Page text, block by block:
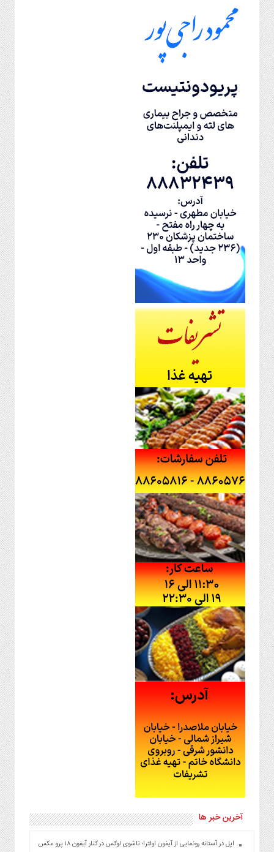
آخرین خبر ها
اپل در آستانه رونمایی از آیفون اولترا؛ تاشوی لوکس در کنار آیفون ۱۸ پرو مکس